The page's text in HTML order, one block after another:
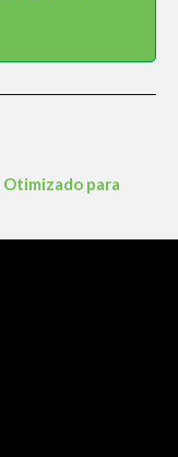
Otimizado para